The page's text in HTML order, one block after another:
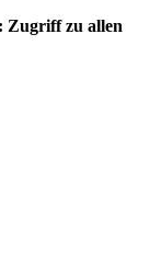
Zugriff zu allen